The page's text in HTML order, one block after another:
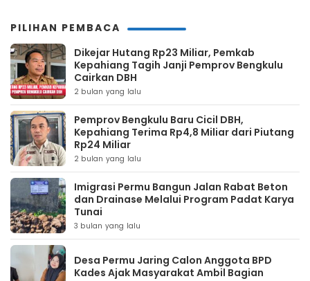
PILIHAN PEMBACA
Dikejar Hutang Rp23 Miliar, Pemkab
Kepahiang Tagih Janji Pemprov Bengkulu
Cairkan DBH
2 bulan yang lalu
Pemprov Bengkulu Baru Cicil DBH,
Kepahiang Terima Rp4,8 Miliar dari Piutang
Rp24 Miliar
2 bulan yang lalu
Imigrasi Permu Bangun Jalan Rabat Beton
dan Drainase Melalui Program Padat Karya
Tunai
3 bulan yang lalu
Desa Permu Jaring Calon Anggota BPD
Kades Ajak Masyarakat Ambil Bagian